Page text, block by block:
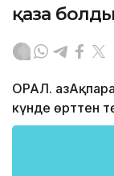
қаза болды
ОРАЛ.
күнде өрттен